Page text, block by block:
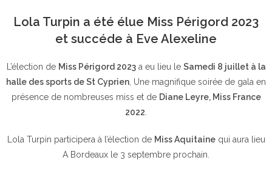
Lola Turpin a été élue Miss Périgord 2023
et succéde à Eve Alexeline
L’élection de Miss Périgord 2023a eu lieu le Samedi 8 juillet à la
halle des sports de St Cyprien , Une magnifique soirée de gala en
présence de nombreuses miss et de Diane Leyre, Miss France
2022
Lola Turpin participera à l’élection de Miss Aquitainequi aura lieu
A Bordeaux le 3 septembre prochain.